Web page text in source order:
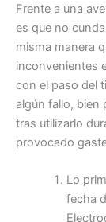
Frente a una
es que no
misma manera
inconvenientes
con el paso del
algún fallo, bien
tras utilizarlo
provocado
Lo
fecha